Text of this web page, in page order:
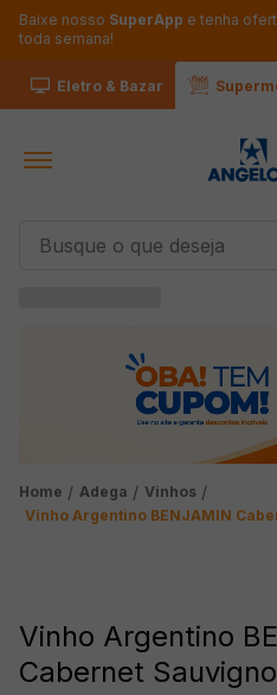
Baixe nosso SuperApp e tenha
toda semana!
Eletro & Bazar
Adega
Vinhos
Vinho Argentino BENJAMIN
Vinho Argentino
Cabernet